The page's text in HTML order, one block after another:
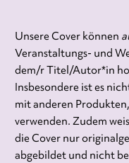
Unsere Cover können
Veranstaltungs- und
dem/r Titel/Autor*in
Insbesondere ist es
mit anderen
verwenden. Zudem
die Cover nur
abgebildet und nicht